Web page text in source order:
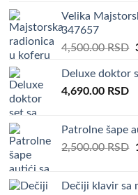
Velika
347657
4,500.00RSD
Deluxe doktor
4,690.00 RSD
Patrolne šape
2,500.00RSD
Dečiji klavir sa